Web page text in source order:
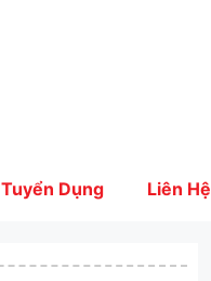
Tuyển Dụng Liên Hệ